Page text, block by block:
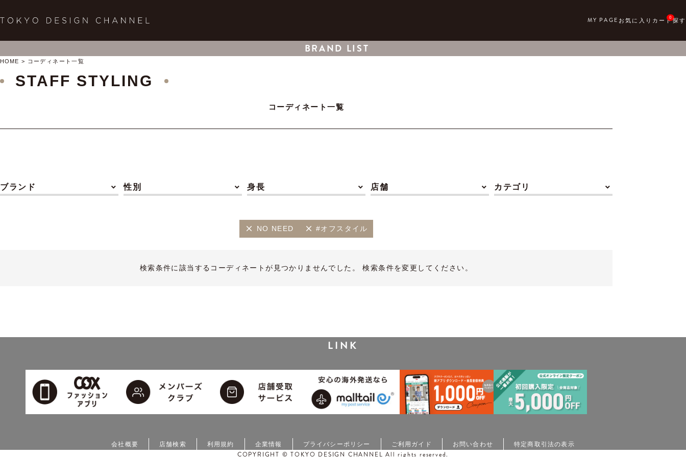
0
BRAND LIST
HOME コーディネート一覧
STAFF STYLING
コーディネート一覧
ブランド 性別 身長 店舗 カテゴリ
NO NEED #オフスタイル
検索条件に該当するコーディネートが見つかりませんでした。 検索条件を変更してください。
LINK
会社概要 店舗検索 利用規約 企業情報 プライバシーポリシー ご利用ガイド お問い合わせ 特定商取引法の表示
COPYRIGHT © TOKYO DESIGN CHANNEL All rights reserved.